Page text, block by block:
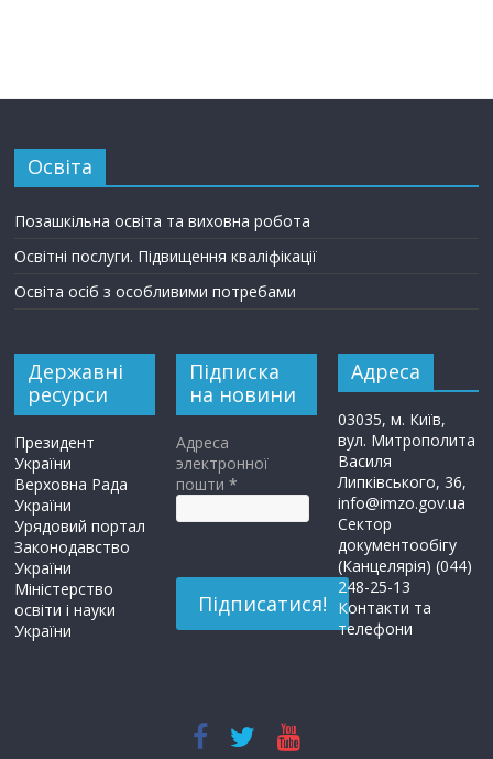
Освіта
Позашкільна освіта та виховна робота
Освітні послуги. Підвищення кваліфікації
Освіта осіб з особливими потребами
Державні
ресурси
Президент
України
Верховна Рада
України
Урядовий портал
Законодавство
України
Міністерство
освіти і науки
України
Підписка
на новини
Адреса
электронної
пошти*
Адреса
03035, м. Київ,
вул. Митрополита
Василя
Липківського, 36,
info@imzo.gov.ua
Сектор
документообігу
(Канцелярія) (044)
248-25-13
Контакти та
телефони